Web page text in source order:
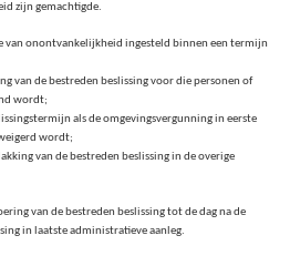
zijn gemachtigde.
van onontvankelijkheid ingesteld binnen een termijn
van de bestreden beslissing voor die personen of
wordt;
als de omgevingsvergunning in eerste
wordt;
van de bestreden beslissing in de overige
van de bestreden beslissing tot de dag na de
in laatste administratieve aanleg.